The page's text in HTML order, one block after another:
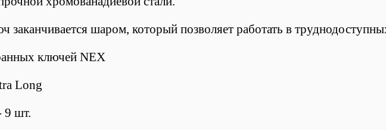
шаром, который позволяет работать в
ключей NEX
Long
9 шт.